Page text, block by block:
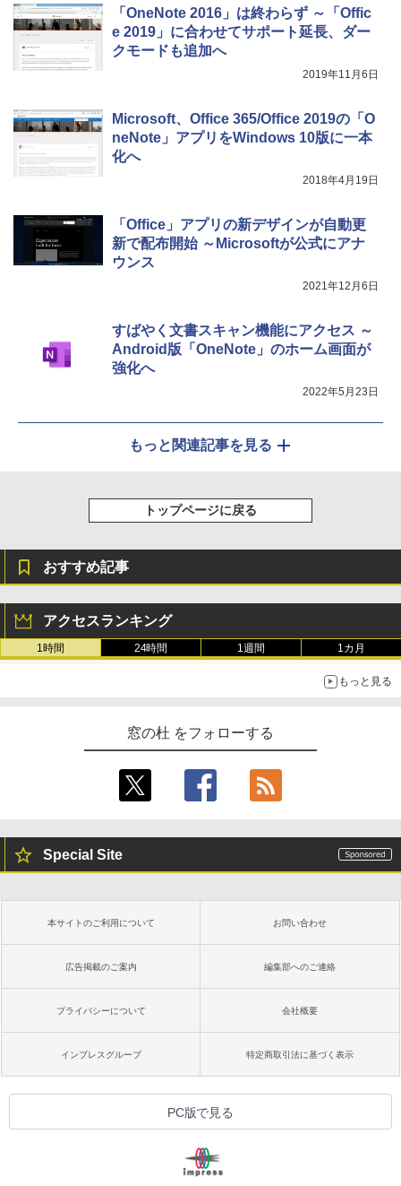
New Amazon Kindle Scribe Colorsoft |
11インチカラーディスプレイ、64GBスト
レージ、ノート機能搭載、明るさ自動調
整、色調調節ライト、プレミアムペン付
「OneNote 2016」は終わらず ～「Offic
e 2019」に合わせてサポート延長、ダー
クモードも追加へ
2019年11月6日
Microsoft、Office 365/Office 2019の「O
neNote」アプリをWindows 10版に一本
化へ
2018年4月19日
「Office」アプリの新デザインが自動更
新で配布開始 ～Microsoftが公式にアナ
ウンス
2021年12月6日
すばやく文書スキャン機能にアクセス ～
Android版「OneNote」のホーム画面が
強化へ
2022年5月23日
もっと関連記事を見る
トップページに戻る
おすすめ記事
アクセスランキング
1時間 24時間 1週間 1カ月
もっと見る
窓の杜 をフォローする
Special Site
本サイトのご利用について お問い合わせ
広告掲載のご案内 編集部へのご連絡
プライバシーについて 会社概要
インプレスグループ 特定商取引法に基づく表示
PC版で見る